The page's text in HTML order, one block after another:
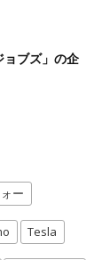
ョブズ」の企
ー
Tesla